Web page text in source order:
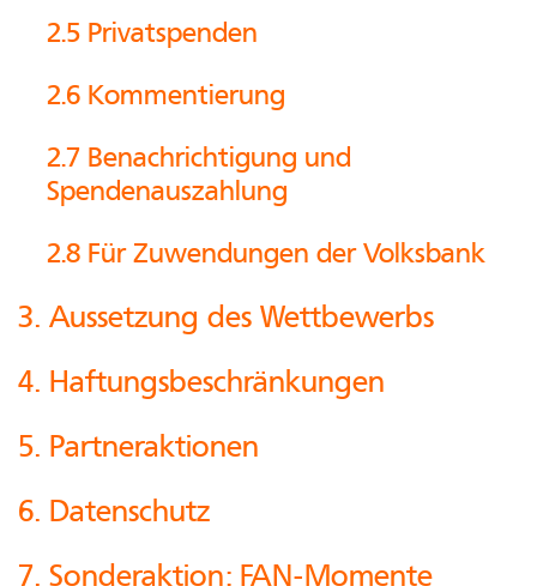
2.5 Privatspenden
2.6 Kommentierung
2.7 Benachrichtigung und
Spendenauszahlung
2.8 Für Zuwendungen der Volksbank
3. Aussetzung des Wettbewerbs
4. Haftungsbeschränkungen
5. Partneraktionen
6. Datenschutz
7. Sonderaktion: FAN-Momente